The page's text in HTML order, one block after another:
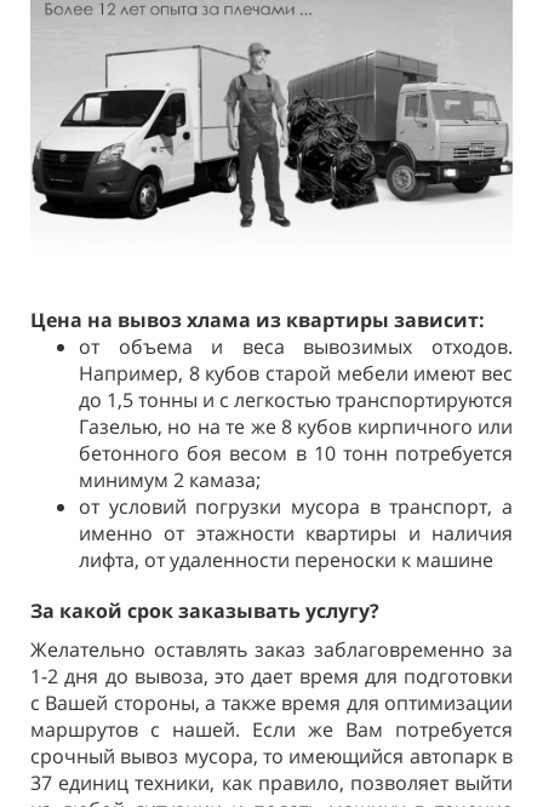
Цена на вывоз хлама из квартиры зависит:
от объема и веса вывозимых отходов.
Например, 8 кубов старой мебели имеют вес
до 1,5 тонны и с легкостью транспортируются
Газелью, но на те же 8 кубов кирпичного или
бетонного боя весом в 10 тонн потребуется
минимум 2 камаза;
от условий погрузки мусора в транспорт, а
именно от этажности квартиры и наличия
лифта, от удаленности переноски к машине
За какой срок заказывать услугу?
Желательно оставлять заказ заблаговременно за
1-2 дня до вывоза, это дает время для подготовки
с Вашей стороны, а также время для оптимизации
маршрутов с нашей. Если же Вам потребуется
срочный вывоз мусора, то имеющийся автопарк в
37 единиц техники, как правило, позволяет выйти